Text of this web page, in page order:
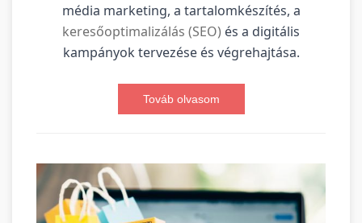
média marketing, a tartalomkészítés, a
keresőoptimalizálás (SEO) és a digitális
kampányok tervezése és végrehajtása.
Továb olvasom